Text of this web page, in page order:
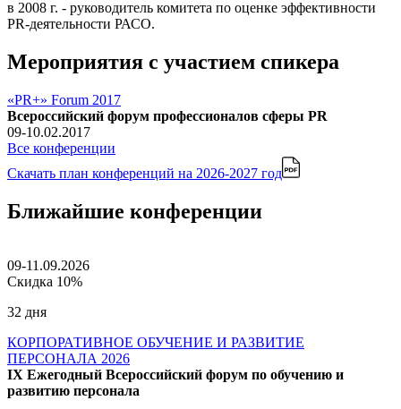
в 2008 г. - руководитель комитета по оценке эффективности
PR-деятельности РАСО.
Мероприятия с участием спикера
«PR+» Forum 2017
Всероссийский форум профессионалов сферы PR
09-10.02.2017
Все конференции
Скачать план конференций на 2026-2027 год
Ближайшие конференции
09-11.09.2026
Скидка 10%
32 дня
КОРПОРАТИВНОЕ ОБУЧЕНИЕ И РАЗВИТИЕ
ПЕРСОНАЛА 2026
IX Ежегодный Всероссийский форум по обучению и
развитию персонала